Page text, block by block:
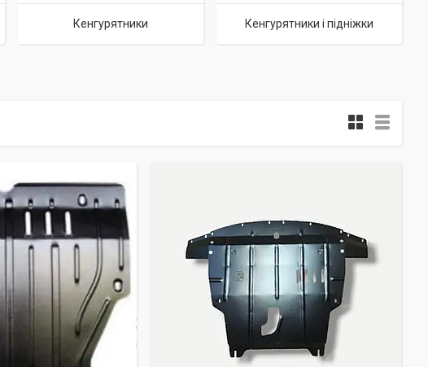
Кенгурятники Кенгурятники і підніжки